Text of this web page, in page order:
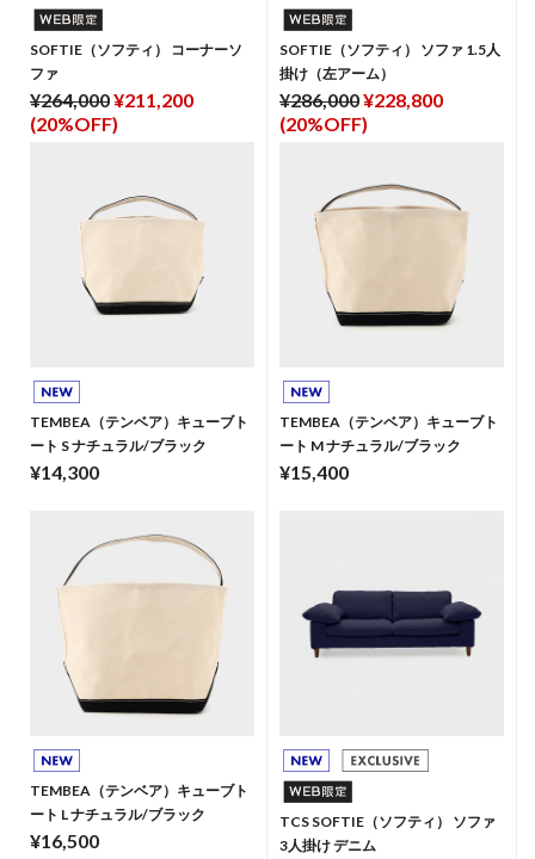
SOFTIE（ソフティ） コーナーソ
ファ
¥264,000¥211,200
(20%OFF)
SOFTIE（ソフティ） ソファ 1.5人
掛け（左アーム）
¥286,000¥228,800
(20%OFF)
TEMBEA（テンベア）キューブト
ート S ナチュラル/ブラック
¥14,300
TEMBEA（テンベア）キューブト
ート M ナチュラル/ブラック
¥15,400
TEMBEA（テンベア）キューブト
ート L ナチュラル/ブラック
¥16,500
TCS SOFTIE（ソフティ） ソファ
3人掛け デニム